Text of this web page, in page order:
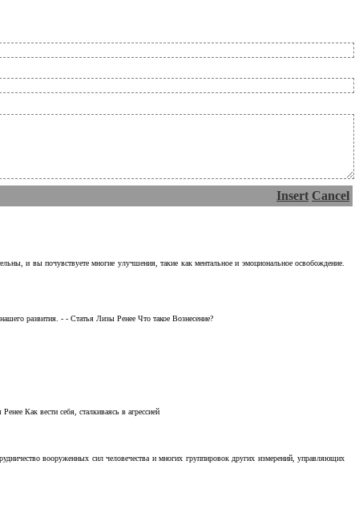
Insert Cancel
и вы почувствуете многие улучшения, такие как ментальное и эмоциональное освобождение.
развития. - - Статья Лизы Ренее Что такое Вознесение?
Как вести себя, сталкиваясь в агрессией
вооруженных сил человечества и многих группировок других измерений, управляющих